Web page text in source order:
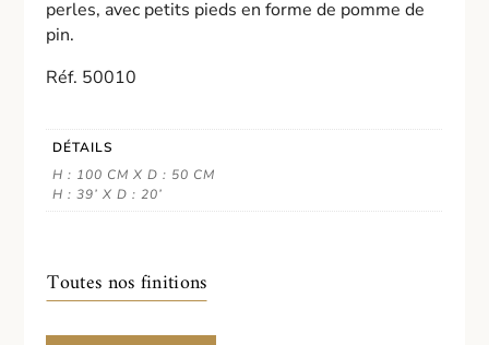
perles, avec petits pieds en forme de pomme de
pin.
Réf. 50010
DÉTAILS
H : 100 CM X D : 50 CM
H : 39’ X D : 20’
Toutes nos finitions